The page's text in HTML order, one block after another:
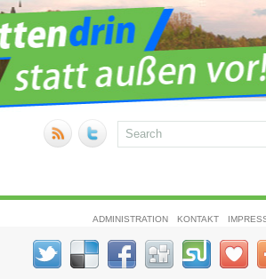
ADMINISTRATION KONTAKT